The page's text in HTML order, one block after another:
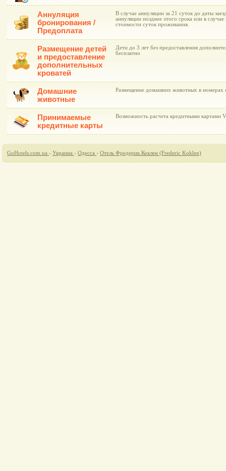
Аннуляция
бронирования /
Предоплата
В случае аннуляции за 21 суток до даты
аннуляции позднее этого срока или в случае
стоимости суток проживания.
Размещение детей
и предоставление
дополнительных
кроватей
Дети до 3 лет без предоставления
бесплатно
Домашние
животные
Размещение домашних животных в номерах
Принимаемые
кредитные карты
Возможность расчета кредитными картами
GoHotels.com.ua › Украина › Одесса › Отель Фредерик Коклен (Frederic Koklen)